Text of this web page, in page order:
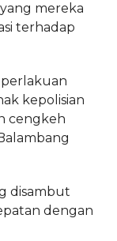
mereka
terhadap
kepolisian
cengkeh
disambut
dengan